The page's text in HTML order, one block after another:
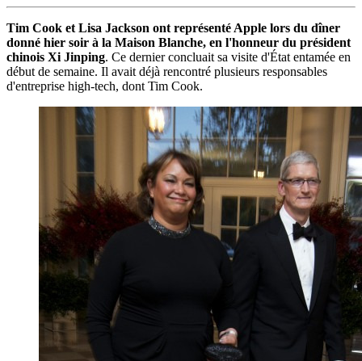
Tim Cook et Lisa Jackson ont représenté Apple lors du dîner
donné hier soir à la Maison Blanche, en l'honneur du président
chinois Xi Jinping. Ce dernier concluait sa visite d'État entamée en
début de semaine. Il avait déjà rencontré plusieurs responsables
d'entreprise high-tech, dont Tim Cook.